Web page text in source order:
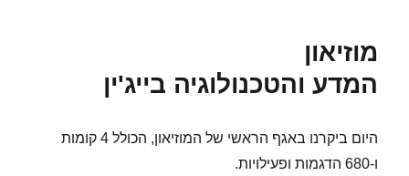
מוזיאון
המדע והטכנולוגיה בייג'ין
היום ביקרנו באגף הראשי של המוזיאון, הכולל 4 קומות
ו-680 הדגמות ופעילויות.